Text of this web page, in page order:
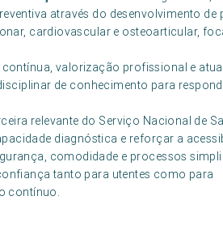
através do desenvolvimento de
cardiovascular e osteoarticular,
valorização profissional e
de conhecimento para
relevante do Serviço Nacional de
diagnóstica e reforçar a
comodidade e processos
tanto para utentes como para
contínuo.